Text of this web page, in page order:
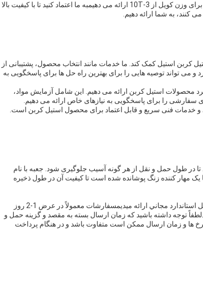
انتخاب قابل اعتماد برای نیازهای تولیدی شما است.ما گزینه های سفارشی برای وزن کویل از 3-10T ارائه می دهیمبه ما اعتماد کنید تا با کیفیت بالا
کنند، به شما ارائه دهیم.
استیل کمک کند. ما خدمات مانند انتخاب محصول، پشتیبانی از
می تواند توصیه هایی را برای بهترین راه حل ها برای پاسخگویی به
محصولات استیل کربن ارائه می دهیم. این شامل آزمایش مواد،
سفارشی را برای پاسخگویی به نیازهای خاص ارائه می دهیم.
و خدمات فنی سریع و قابل اعتماد برای محصول استیل کربن است.
در طول حمل و نقل از هر گونه آسیب جلوگیری شود. جعبه با نام
مهار کننده زنگ پوشانده شده است تا کیفیت آن در طول ذخیره
ما براي تمام سفارشات نوار فولاد کربن در داخل قاره اي آمريکا حمل و نقل استاندارد مجاني ارائه ميديمسفارشات معمولاً در عرض 1-2 روز
توجه داشته باشید که زمان ارسال بسته به مقصد و گزینه حمل و
ها و زمان ارسال ممکن است متفاوت باشد و در هنگام پرداخت